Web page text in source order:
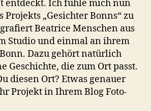
ent­deckt. Ich fühle mich nun
Pro­jekts „Gesich­ter Bonns“ zu
Bea­trice Men­schen aus
Stu­dio und ein­mal an ihrem
Dazu gehört natür­lich
Geschichte, die zum Ort passt.
die­sen Ort? Etwas genauer
Pro­jekt in Ihrem Blog Foto-